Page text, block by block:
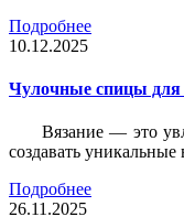
Подробнее
10.12.2025
Чулочные спицы для
Вязание — это
создавать
Подробнее
26.11.2025